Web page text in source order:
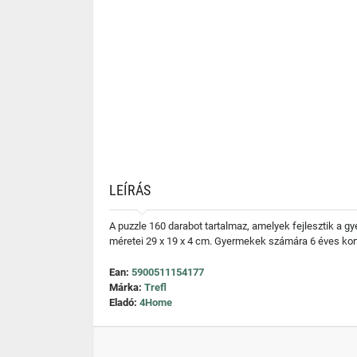
LEÍRÁS
A puzzle 160 darabot tartalmaz, amelyek fejlesztik a
méretei 29 x 19 x 4 cm. Gyermekek számára 6 éves
Ean: 5900511154177
Márka: Trefl
Eladó: 4Home